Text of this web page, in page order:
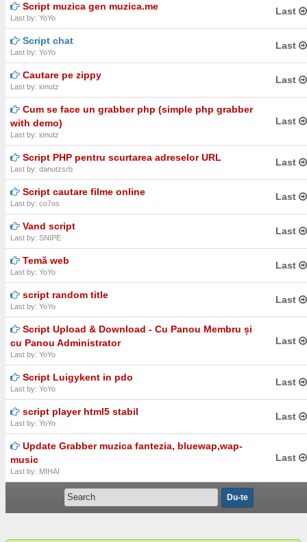
Script muzica gen muzica.me
Last by: YoYo
Last
Script chat
Last by: YoYo
Last
Cautare pe zippy
Last by: ionutz
Last
Cum se face un grabber php (simple php grabber
with demo)
Last by: ionutz
Last
Script PHP pentru scurtarea adreselor URL
Last by: danutzsrb
Last
Script cautare filme online
Last by: co7os
Last
Vand script
Last by: SNIPE
Last
Temă web
Last by: YoYo
Last
script random title
Last by: YoYo
Last
Script Upload & Download - Cu Panou Membru și
cu Panou Administrator
Last by: YoYo
Last
Script Luigykent in pdo
Last by: YoYo
Last
script player html5 stabil
Last by: YoYo
Last
Update Grabber muzica fantezia, bluewap,wap-
music
Last by: MIHAI
Last